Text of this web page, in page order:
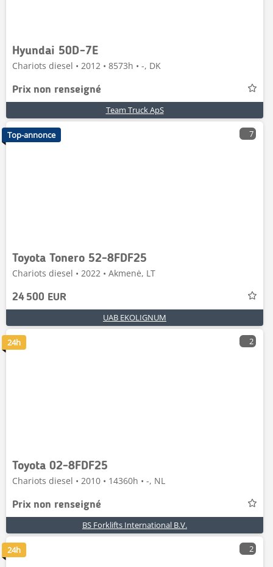
Hyundai 50D-7E
Chariots diesel • 2012 • 8573h • -, DK
Prix non renseigné
Team Truck ApS
7
Toyota Tonero 52-8FDF25
Chariots diesel • 2022 • Akmenė, LT
24 500 EUR
UAB EKOLIGNUM
Top-annonce
2
Toyota 02-8FDF25
Chariots diesel • 2010 • 14360h • -, NL
Prix non renseigné
BS Forklifts International B.V.
24h
2
24h